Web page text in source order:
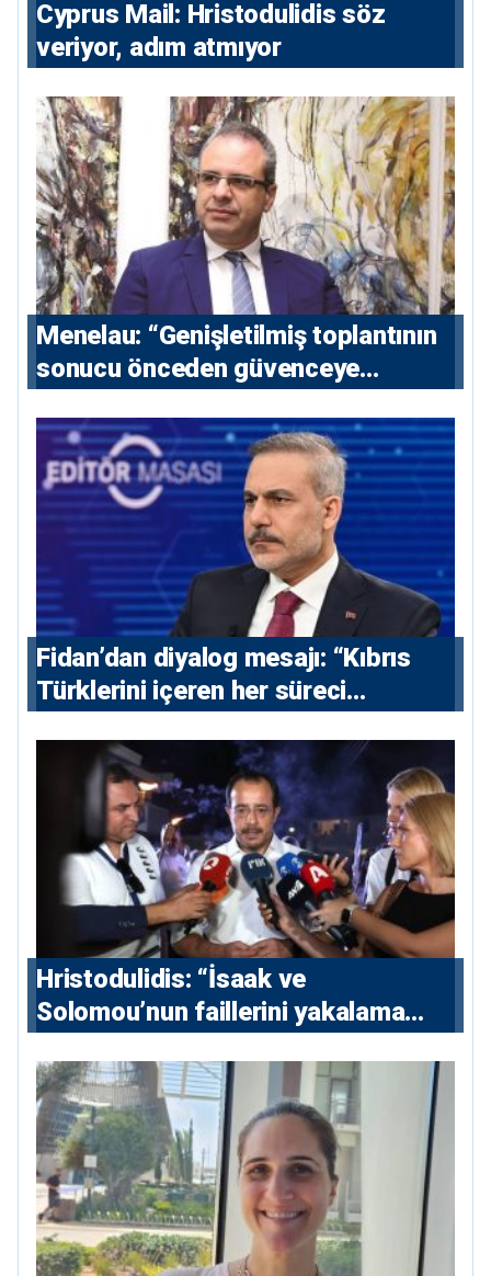
⁠Cyprus Mail: Hristodulidis söz
veriyor, adım atmıyor
Menelau: “Genişletilmiş toplantının
sonucu önceden güvenceye
Fidan’dan diyalog mesajı: “Kıbrıs
Türklerini içeren her süreci
Hristodulidis: “İsaak ve
Solomou’nun faillerini yakalama
ve 5 uluslararası tutuklama emri
çıkarıldı”